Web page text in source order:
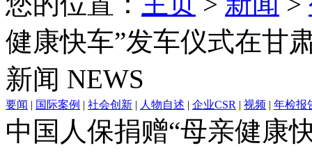
健康快车”发车仪式在甘
新闻 NEWS
要闻 | 国际案例 | 社会创新 | 人物自述 | 企业CSR | 视频 | 年检报
中国人保捐赠“母亲健康